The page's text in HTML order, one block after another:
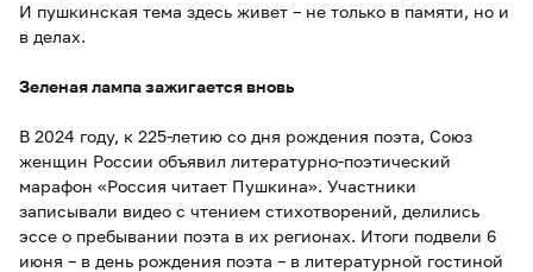
И пушкинская тема здесь живет – не только в памяти, но и
в делах.
Зеленая лампа зажигается вновь
В 2024 году, к 225-летию со дня рождения поэта, Союз
женщин России объявил литературно-поэтический
марафон «Россия читает Пушкина». Участники
записывали видео с чтением стихотворений, делились
эссе о пребывании поэта в их регионах. Итоги подвели 6
июня – в день рождения поэта – в литературной гостиной